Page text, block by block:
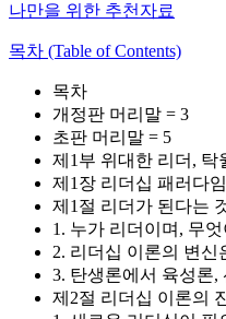
나만을 위한 추천자료
목차 (Table of Contents)
목차
개정판 머리말 = 3
초판 머리말 = 5
제1부 위대한 리더, 탁
제1장 리더십 패러다
제1절 리더가 된다는
1. 누가 리더이며, 무
2. 리더십 이론의 변신
3. 탄생론에서 육성론,
제2절 리더십 이론의